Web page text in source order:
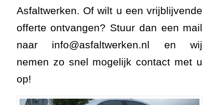
Asfaltwerken. Of wilt u een vrijblijvende
offerte ontvangen? Stuur dan een mail
naar info@asfaltwerken.nl en wij
nemen zo snel mogelijk contact met u
op!